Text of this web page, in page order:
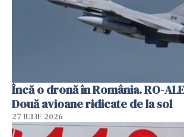
Încă o dronă în România. RO-
Două avioane ridicate de la sol
27 IULIE 2026